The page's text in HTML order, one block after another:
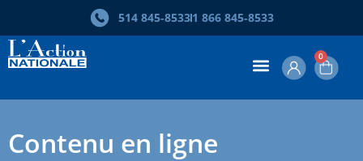
514 845‑85331 866 845‑8533
0
Contenu en ligne